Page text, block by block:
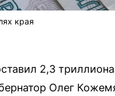
края
2,3
Олег